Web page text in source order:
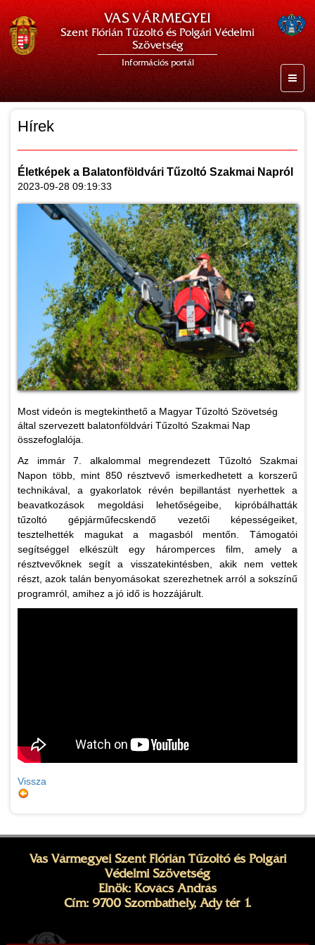
VAS VÁRMEGYEI
Szent Flórián Tűzoltó és Polgári Védelmi
Szövetség
Információs portál
Hírek
Életképek a Balatonföldvári Tűzoltó Szakmai Napról
2023-09-28 09:19:33
Most videón is megtekinthető a Magyar Tűzoltó Szövetség
által szervezett balatonföldvári Tűzoltó Szakmai Nap
összefoglalója.
Az immár 7. alkalommal megrendezett Tűzoltó Szakmai
Napon több, mint 850 résztvevő ismerkedhetett a korszerű
technikával, a gyakorlatok révén bepillantást nyerhettek a
beavatkozások megoldási lehetőségeibe, kipróbálhatták
tűzoltó gépjárműfecskendő vezetői képességeiket,
tesztelhették magukat a magasból mentőn. Támogatói
segítséggel elkészült egy háromperces film, amely a
résztvevőknek segít a visszatekintésben, akik nem vettek
részt, azok talán benyomásokat szerezhetnek arról a sokszínű
programról, amihez a jó idő is hozzájárult.
Vissza
Vas Vármegyei Szent Flórián Tűzoltó és Polgári
Védelmi Szövetség
Elnök: Kovács András
Cím: 9700 Szombathely, Ady tér 1.